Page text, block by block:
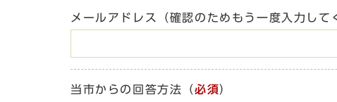
メールアドレス（確認のためもう一度入力して
当市からの回答方法 （必須）